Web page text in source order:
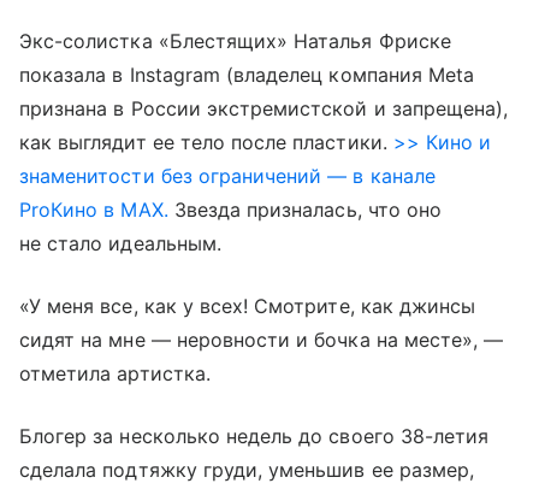
Экс-солистка «Блестящих» Наталья Фриске
показала в Instagram (владелец компания Meta
признана в России экстремистской и запрещена),
как выглядит ее тело после пластики. >> Кино и
знаменитости без ограничений — в канале
ProКино в MAX. Звезда призналась, что оно
не стало идеальным.
«У меня все, как у всех! Смотрите, как джинсы
сидят на мне — неровности и бочка на месте», —
отметила артистка.
Блогер за несколько недель до своего 38-летия
сделала подтяжку груди, уменьшив ее размер,